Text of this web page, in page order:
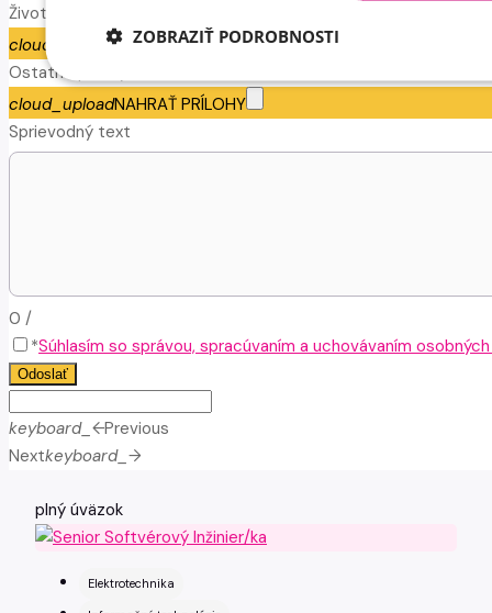
Životopis
cloud_uploadNAHRAŤ ŽIVOTOPIS
Ostatné prílohy
cloud_uploadNAHRAŤ PRÍLOHY
Sprievodný text
0 /
*Súhlasím so správou, spracúvaním a uchovávaním
Odoslať
keyboard_arrow_leftPrevious
Nextkeyboard_arrow_right
plný úväzok
Elektrotechnika
ZOBRAZIŤ PODROBNOSTI